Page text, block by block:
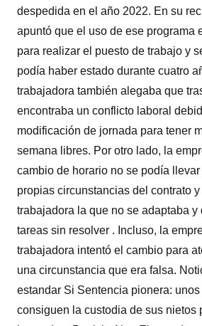
despedida en el año 2022. En su
apuntó que el uso de ese programa
para realizar el puesto de trabajo y
podía haber estado durante cuatro
trabajadora también alegaba que
encontraba un conflicto laboral
modificación de jornada para tener
semana libres. Por otro lado, la
cambio de horario no se podía
propias circunstancias del contrato
trabajadora la que no se adaptaba
tareas sin resolver . Incluso, la
trabajadora intentó el cambio para
una circunstancia que era falsa.
estandar Si Sentencia pionera:
consiguen la custodia de sus nietos